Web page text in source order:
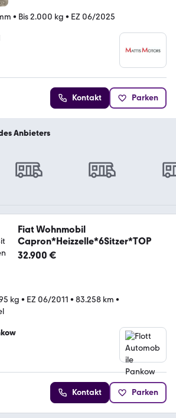
• Bis 2.000 kg • EZ 06/2025
Kontakt Parken
Anbieters
Fiat Wohnmobil
Capron*Heizzelle*6Sitzer*TOP
32.900 €
kg • EZ 06/2011 • 83.258 km •
Kontakt Parken